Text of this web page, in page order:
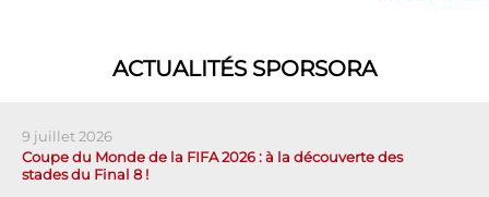
ACTUALITÉS SPORSORA
9 juillet 2026
Coupe du Monde de la FIFA 2026 : à la découverte des
stades du Final 8 !